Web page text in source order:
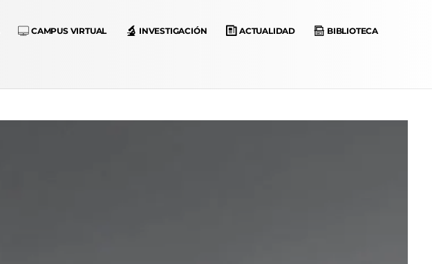
CAMPUS VIRTUAL INVESTIGACIÓN ACTUALIDAD BIBLIOTECA